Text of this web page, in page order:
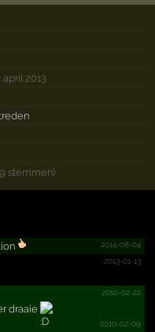
april 2013
stemmen)
2014-08-04
2013-01-13
2010-02-22
draaie
2010-02-09